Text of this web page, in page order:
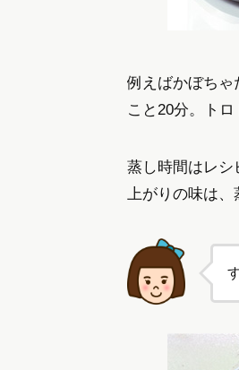
例えばかぼちゃ
こと20分。ト
蒸し時間はレシ
上がりの味は、